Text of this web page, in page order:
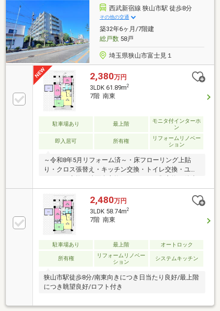
西武新宿線 狭山市駅 徒歩8分
その他の交通
築32年6ヶ月/7階建
総戸数58戸
埼玉県狭山市富士見１
2,380万円
3LDK 61.89m2
7階 南東
駐車場あり 最上階
モニタ付インターホ
ン
即入居可 所有権
リフォームリノベー
ション
～令和8年5月リフォーム済～・床フローリング上貼
り・クロス張替え・キッチン交換・トイレ交換・ユニ
ットバス交換・洗面台交換・コンセント類交換 他水
回りなどすべて交換してきれいになっております。奇
麗になった室内をぜひご覧になってください！◆7階
建てマンションの7階最上階です。上にお部屋はござ
いません！大変眺めの良いお部屋です。◆狭山市駅ま
でまっすぐ一本の道です。歩道もあり歩きやすい道の
りです。◆オートロック付きのマンションですので、
セキュリティが心配な方も安心です。◆ペットの飼育
不可となっております。◆当社の目の前のマンション
です。いつでもご案内いたします！
2,480万円
3LDK 58.74m2
7階 南東
駐車場あり 最上階 オートロック
所有権
リフォームリノベー
ション
システムキッチン
狭山市駅徒歩8分/南東向きにつき日当たり良好/最上階
につき眺望良好/ロフト付き